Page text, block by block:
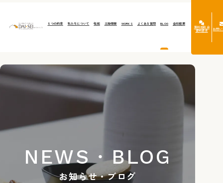
５つの約束 私たちについて 性能 土地情報 WORKS よくある質問 BLOG 会社概要
無料相談会
資料請求 お問い
NEWS・BLOG
お知らせ・ブログ